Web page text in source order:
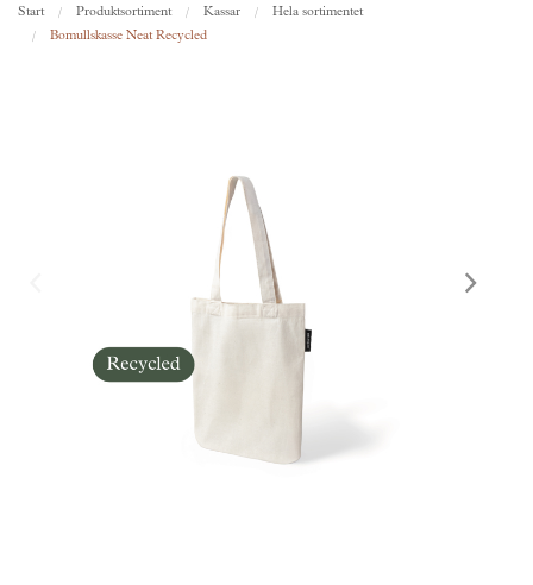
Start Produktsortiment Kassar
Hela sortimentet
Bomullskasse Neat Recycled
Under samma paraply
Skräddarsy kassar
Outlet
Pressinformation